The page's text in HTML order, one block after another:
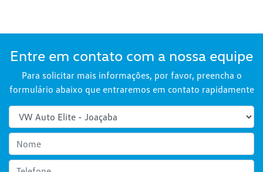
Entre em contato com a nossa equipe
Para solicitar mais informações, por favor, preencha o
formulário abaixo que entraremos em contato rapidamente